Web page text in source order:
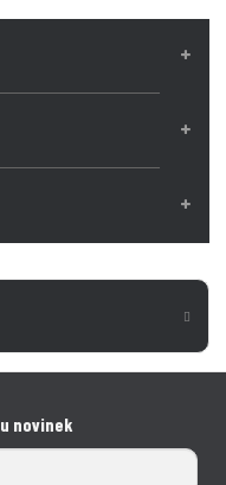
novinek